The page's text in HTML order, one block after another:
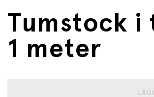
Tumstock i
1 meter